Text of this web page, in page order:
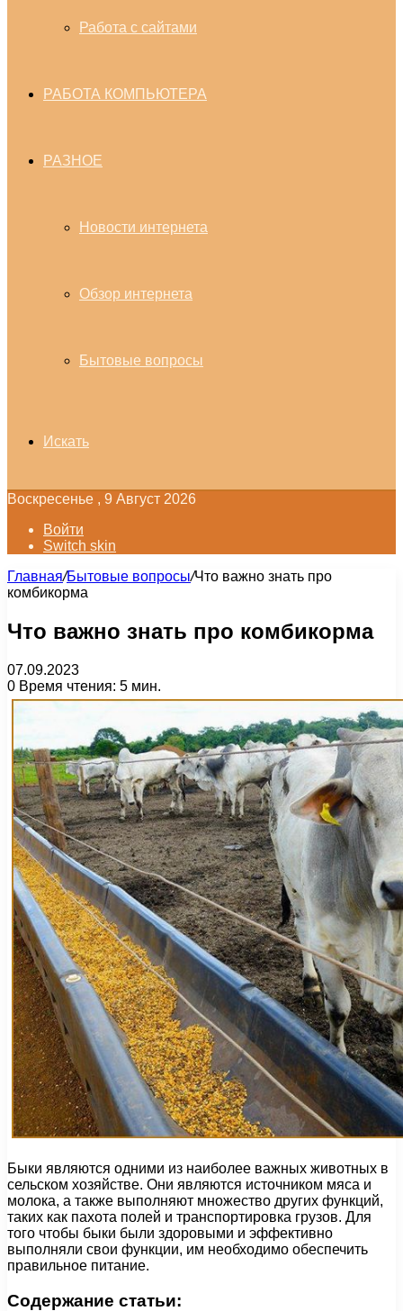
Работа с сайтами
РАБОТА КОМПЬЮТЕРА
РАЗНОЕ
Новости интернета
Обзор интернета
Бытовые вопросы
Искать
Воскресенье , 9 Август 2026
Войти
Switch skin
Главная/Бытовые вопросы/Что важно знать про
комбикорма
Что важно знать про комбикорма
07.09.2023
0 Время чтения: 5 мин.
Быки являются одними из наиболее важных животных в
сельском хозяйстве. Они являются источником мяса и
молока, а также выполняют множество других функций,
таких как пахота полей и транспортировка грузов. Для
того чтобы быки были здоровыми и эффективно
выполняли свои функции, им необходимо обеспечить
правильное питание.
Содержание статьи: